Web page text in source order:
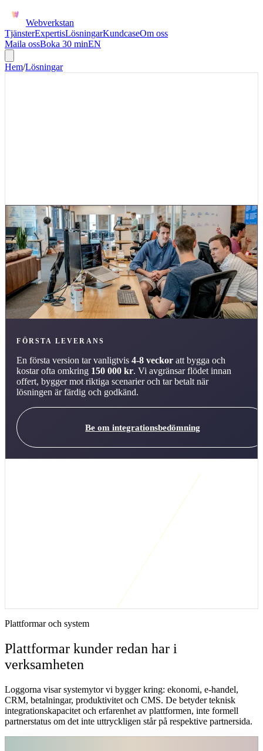
Webverkstan
TjänsterExpertisLösningarKundcaseOm oss
Maila ossBoka 30 minEN
Hem/Lösningar
FÖRSTA LEVERANS
En första version tar vanligtvis4-8 veckor att bygga och
kostar ofta omkring 150 000 kr. Vi avgränsar flödet innan
offert, bygger mot riktiga scenarier och tar betalt när
lösningen är färdig och godkänd.
Be om integrationsbedömning
Kort svar: när är den här integrationslösningen
Den här lösningen är rätt när ni redan har system som fungerar
för sig, men där vardagen ändå bromsas av exportfiler,
dubbelregistrering, fel status eller manuella kontroller. Vi börjar med
ett enda flöde som går att mäta: till exempel offert till order, order till
faktura, lagerstatus till webbshop eller supportärende till CRM.
Första versionen ska minska handpåläggning, visa avvikelser tydligt
och kunna förvaltas utan att bli ett nytt sidoprojekt.
Plattformar och system
Plattformar kunder redan har i
verksamheten
Loggorna visar systemytor vi bygger kring: ekonomi, e-handel,
CRM, betalningar, produktivitet och CMS. De betyder teknisk
integrationskapacitet och erfarenhet av plattformen, inte formell
partnerstatus om det inte uttryckligen står på respektive partnersida.